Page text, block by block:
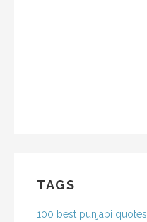
TAGS
100 best punjabi quotes